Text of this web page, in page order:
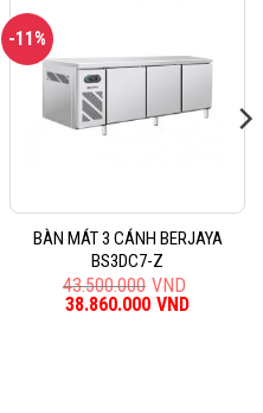
-11%
BÀN MÁT 3 CÁNH BERJAYA
BS3DC7-Z
43.500.000 VND
Giá
38.860.000 VND